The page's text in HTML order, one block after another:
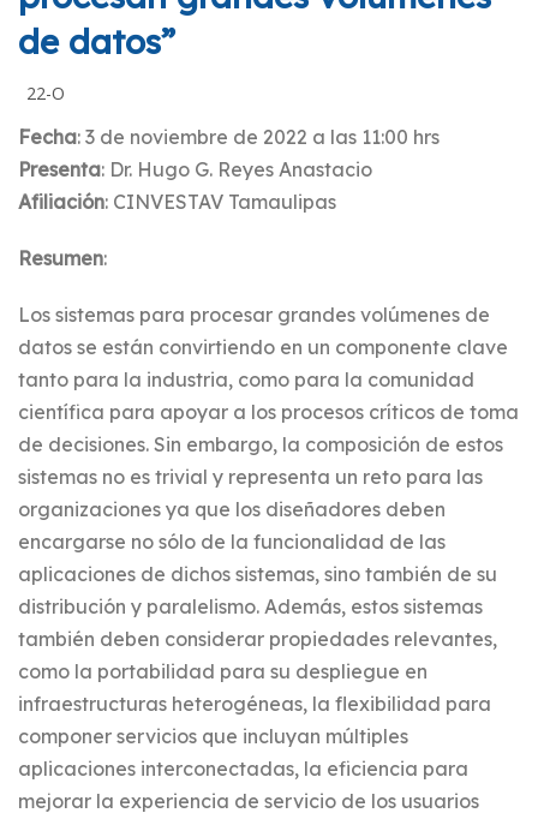
de datos”
22-O
Fecha: 3 de noviembre de 2022 a las 11:00 hrs
Presenta: Dr. Hugo G. Reyes Anastacio
Afiliación: CINVESTAV Tamaulipas
Resumen:
Los sistemas para procesar grandes volúmenes de
datos se están convirtiendo en un componente clave
tanto para la industria, como para la comunidad
científica para apoyar a los procesos críticos de toma
de decisiones. Sin embargo, la composición de estos
sistemas no es trivial y representa un reto para las
organizaciones ya que los diseñadores deben
encargarse no sólo de la funcionalidad de las
aplicaciones de dichos sistemas, sino también de su
distribución y paralelismo. Además, estos sistemas
también deben considerar propiedades relevantes,
como la portabilidad para su despliegue en
infraestructuras heterogéneas, la flexibilidad para
componer servicios que incluyan múltiples
aplicaciones interconectadas, la eficiencia para
mejorar la experiencia de servicio de los usuarios